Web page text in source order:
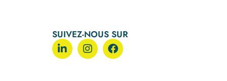
SUIVEZ-NOUS SUR